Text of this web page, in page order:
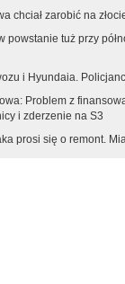
chciał zarobić na
powstanie tuż przy
i Hyundaia.
Problem z
i zderzenie na S3
prosi się o remont.